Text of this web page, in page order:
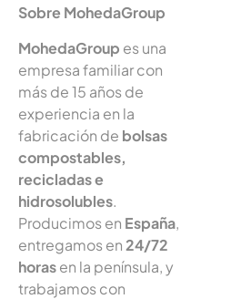
Sobre MohedaGroup
MohedaGroup es una
empresa familiar con
más de 15 años de
experiencia en la
fabricación de bolsas
compostables,
recicladas e
hidrosolubles.
Producimos en España,
entregamos en24/72
horasen la península, y
trabajamos con